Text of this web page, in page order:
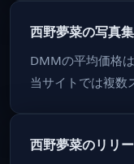
西野夢菜の写真
DMMの平均価格
当サイトでは複数
西野夢菜のリリ